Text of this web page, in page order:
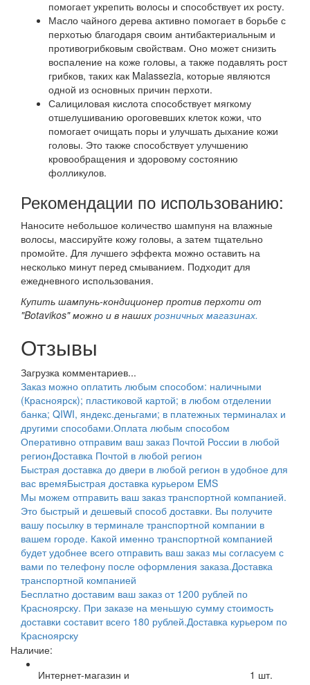
помогает укрепить волосы и способствует их росту.
Масло чайного дерева активно помогает в борьбе с
перхотью благодаря своим антибактериальным и
противогрибковым свойствам. Оно может снизить
воспаление на коже головы, а также подавлять рост
грибков, таких как Malassezia, которые являются
одной из основных причин перхоти.
Салициловая кислота способствует мягкому
отшелушиванию ороговевших клеток кожи, что
помогает очищать поры и улучшать дыхание кожи
головы. Это также способствует улучшению
кровообращения и здоровому состоянию
фолликулов.
Рекомендации по использованию:
Наносите небольшое количество шампуня на влажные
волосы, массируйте кожу головы, а затем тщательно
промойте. Для лучшего эффекта можно оставить на
несколько минут перед смыванием. Подходит для
ежедневного использования.
Купить шампунь-кондиционер против перхоти от
"Botavikos" можно и в наших розничных магазинах.
Отзывы
Загрузка комментариев...
Заказ можно оплатить любым способом: наличными
(Красноярск); пластиковой картой; в любом отделении
банка; QIWI, яндекс.деньгами; в платежных терминалах и
другими способами.Оплата любым способом
Оперативно отправим ваш заказ Почтой России в любой
регионДоставка Почтой в любой регион
Быстрая доставка до двери в любой регион в удобное для
вас времяБыстрая доставка курьером EMS
Мы можем отправить ваш заказ транспортной компанией.
Это быстрый и дешевый способ доставки. Вы получите
вашу посылку в терминале транспортной компании в
вашем городе. Какой именно транспортной компанией
будет удобнее всего отправить ваш заказ мы согласуем с
вами по телефону после оформления заказа.Доставка
транспортной компанией
Бесплатно доставим ваш заказ от 1200 рублей по
Красноярску. При заказе на меньшую сумму стоимость
доставки составит всего 180 рублей.Доставка курьером по
Красноярску
Наличие:
Интернет-магазин и
1 шт.